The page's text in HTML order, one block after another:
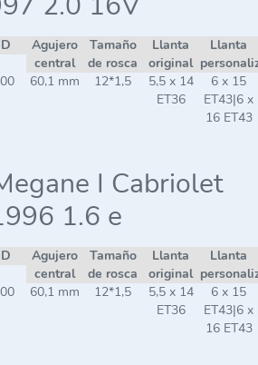
Agujero
central
Tamaño
de rosca
Llanta
original
Llanta
60,1 mm 12*1,5
5,5 x 14
ET36
6 x 15
ET43|6 x
16 ET43
I Cabriolet
1.6 e
Agujero
central
Tamaño
de rosca
Llanta
original
Llanta
60,1 mm 12*1,5
5,5 x 14
ET36
6 x 15
ET43|6 x
16 ET43